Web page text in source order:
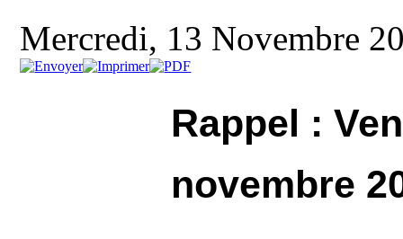
Mercredi, 13 Novembre
Rappel :
novembre